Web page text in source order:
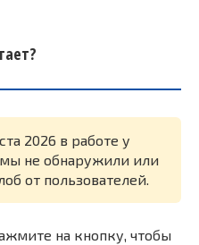
2026 в работе у
не обнаружили или
от пользователей.
на кнопку, чтобы